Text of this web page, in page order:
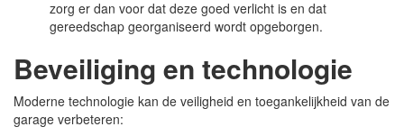
zorg er dan voor dat deze goed verlicht is en dat
gereedschap georganiseerd wordt opgeborgen.
Beveiliging en technologie
Moderne technologie kan de veiligheid en toegankelijkheid van de
garage verbeteren: